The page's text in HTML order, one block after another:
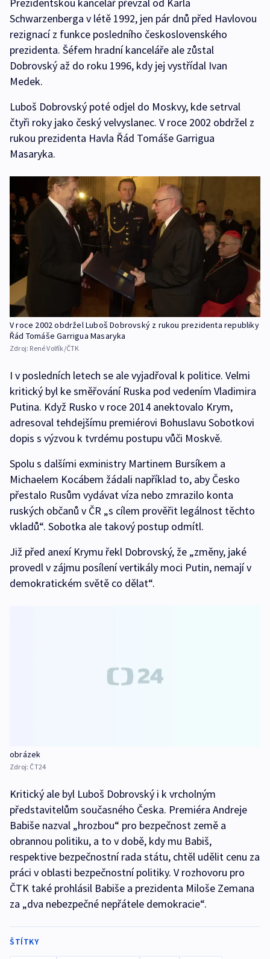
Schwarzenberga v létě 1992, jen pár dnů před Havlovou
rezignací z funkce posledního československého
prezidenta. Šéfem hradní kanceláře ale zůstal
Dobrovský až do roku 1996, kdy jej vystřídal Ivan
Medek.
Luboš Dobrovský poté odjel do Moskvy, kde setrval
čtyři roky jako český velvyslanec. V roce 2002 obdržel z
rukou prezidenta Havla Řád Tomáše Garrigua
Masaryka.
V roce 2002 obdržel Luboš Dobrovský z rukou prezidenta republiky
Řád Tomáše Garrigua Masaryka
Zdroj: René Volfík/ČTK
I v posledních letech se ale vyjadřoval k politice. Velmi
kritický byl ke směřování Ruska pod vedením Vladimira
Putina. Když Rusko v roce 2014 anektovalo Krym,
adresoval tehdejšímu premiérovi Bohuslavu Sobotkovi
dopis s výzvou k tvrdému postupu vůči Moskvě.
Spolu s dalšími exministry Martinem Bursíkem a
Michaelem Kocábem žádali například to, aby Česko
přestalo Rusům vydávat víza nebo zmrazilo konta
ruských občanů v ČR „s cílem prověřit legálnost těchto
vkladů“. Sobotka ale takový postup odmítl.
Již před anexí Krymu řekl Dobrovský, že „změny, jaké
provedl v zájmu posílení vertikály moci Putin, nemají v
demokratickém světě co dělat“.
obrázek
Zdroj: ČT24
Kritický ale byl Luboš Dobrovský i k vrcholným
představitelům současného Česka. Premiéra Andreje
Babiše nazval „hrozbou“ pro bezpečnost země a
obrannou politiku, a to v době, kdy mu Babiš,
respektive bezpečnostní rada státu, chtěl udělit cenu za
práci v oblasti bezpečnostní politiky. V rozhovoru pro
ČTK také prohlásil Babiše a prezidenta Miloše Zemana
za „dva nebezpečné nepřátele demokracie“.
ŠTÍTKY